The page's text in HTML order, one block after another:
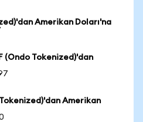
Amerikan Doları'na
(Ondo Tokenized)'dan
Amerikan